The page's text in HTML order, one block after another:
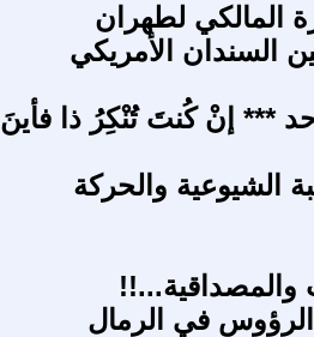
المالكي لطهران
السندان الأمريكي
*** إنْ كُنتَ تُنْكِرُ ذا فأينَ
الشيوعية والحركة
والمصداقية...!!
الرؤوس في الرمال